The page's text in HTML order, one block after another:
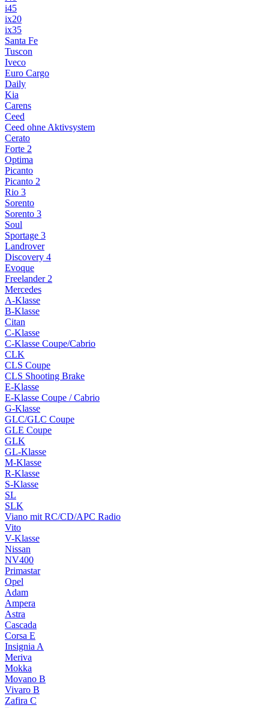
i45
ix20
ix35
Santa Fe
Tuscon
Iveco
Euro Cargo
Daily
Kia
Carens
Ceed
Ceed ohne Aktivsystem
Cerato
Forte 2
Optima
Picanto
Picanto 2
Rio 3
Sorento
Sorento 3
Soul
Sportage 3
Landrover
Discovery 4
Evoque
Freelander 2
Mercedes
A-Klasse
B-Klasse
Citan
C-Klasse
C-Klasse Coupe/Cabrio
CLK
CLS Coupe
CLS Shooting Brake
E-Klasse
E-Klasse Coupe / Cabrio
G-Klasse
GLC/GLC Coupe
GLE Coupe
GLK
GL-Klasse
M-Klasse
R-Klasse
S-Klasse
SL
SLK
Viano mit RC/CD/APC Radio
Vito
V-Klasse
Nissan
NV400
Primastar
Opel
Adam
Ampera
Astra
Cascada
Corsa E
Insignia A
Meriva
Mokka
Movano B
Vivaro B
Zafira C